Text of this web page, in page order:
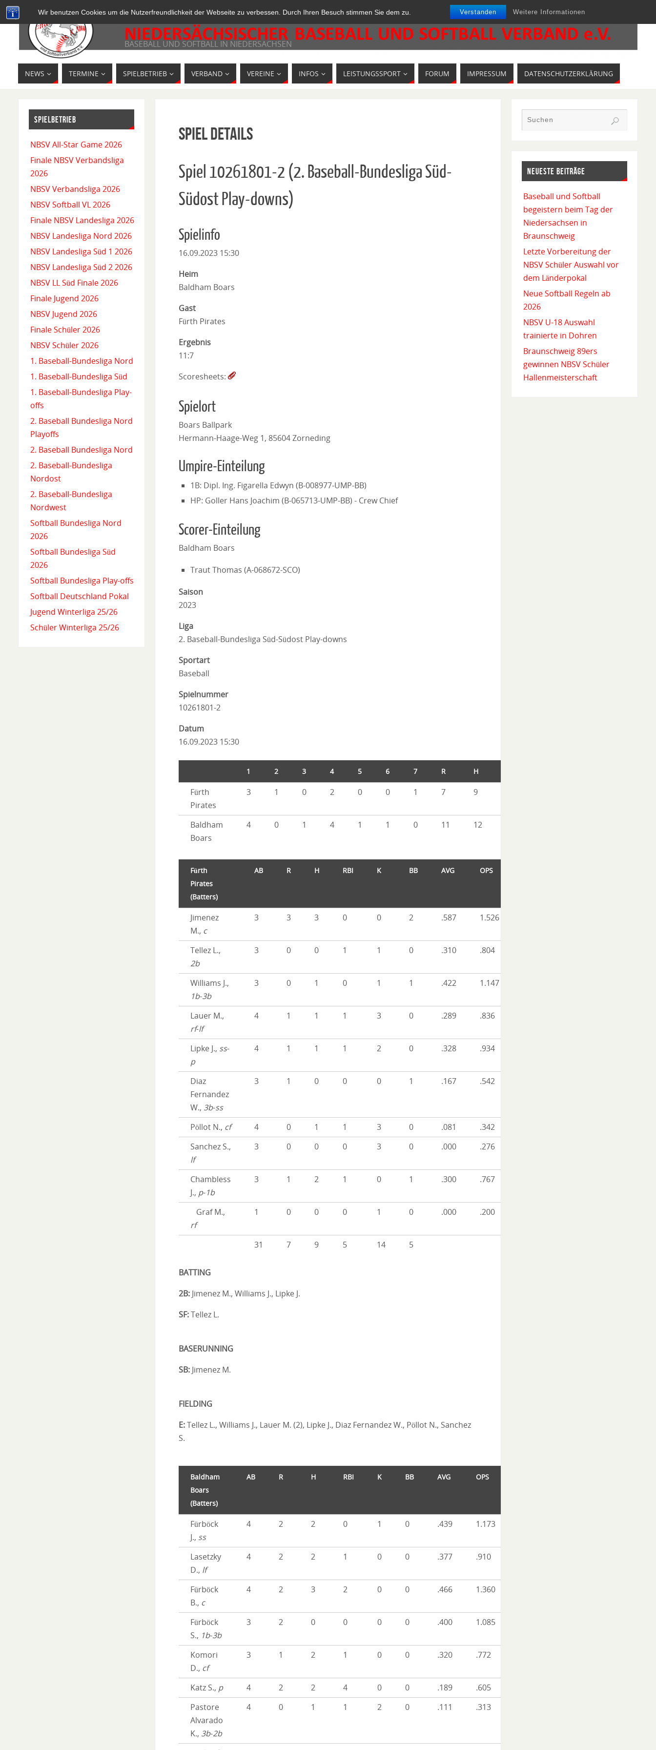
Wir benutzen Cookies um die Nutzerfreundlichkeit der Webseite zu verbessen. Durch Ihren Besuch stimmen Sie dem zu. Verstanden Weitere Informationen
BASEBALL UND SOFTBALL IN NIEDERSACHSEN
NEWS TERMINE SPIELBETRIEB VERBAND VEREINE INFOS LEISTUNGSSPORT FORUM IMPRESSUM DATENSCHUTZERKLÄRUNG
Spiel Details
Spiel 10261801-2 (2. Baseball-Bundesliga Süd-
Südost Play-downs)
Spielinfo
16.09.2023 15:30
Heim
Baldham Boars
Gast
Fürth Pirates
Ergebnis
11:7
Scoresheets:
Spielort
Boars Ballpark
Hermann-Haage-Weg 1, 85604 Zorneding
Umpire-Einteilung
1B: Dipl. Ing. Figarella Edwyn (B-008977-UMP-BB)
HP: Goller Hans Joachim (B-065713-UMP-BB) - Crew Chief
Scorer-Einteilung
Baldham Boars
Traut Thomas (A-068672-SCO)
Saison
2023
Liga
2. Baseball-Bundesliga Süd-Südost Play-downs
Sportart
Baseball
Spielnummer
10261801-2
Datum
16.09.2023 15:30
1 2 3 4 5 6 7 R H
Fürth
Pirates
3 1 0 2 0 0 1 7 9
Baldham
Boars
4 0 1 4 1 1 0 11 12
Fürth
Pirates
(Batters)
AB R H RBI K BB AVG OPS
Jimenez
M., c
3 3 3 0 0 2 .587 1.526
Tellez L.,
2b
3 0 0 1 1 0 .310 .804
Williams J.,
1b-3b
3 0 1 0 1 1 .422 1.147
Lauer M.,
rf-lf
4 1 1 1 3 0 .289 .836
Lipke J., ss-
p
4 1 1 1 2 0 .328 .934
Diaz
Fernandez
W., 3b-ss
3 1 0 0 0 1 .167 .542
Pöllot N., cf 4 0 1 1 3 0 .081
.342
Sanchez S.,
lf
3 0 0 0 3 0 .000 .276
Chambless
J., p-1b
3 1 2 1 0 1 .300 .767
Graf M.,
rf
1 0 0 0 1 0 .000 .200
31 7 9 5 14 5
BATTING
2B: Jimenez M., Williams J., Lipke J.
SF:Tellez L.
BASERUNNING
SB: Jimenez M.
FIELDING
E:Tellez L., Williams J., Lauer M. (2), Lipke J., Diaz Fernandez W., Pöllot N., Sanchez
S.
Baldham
Boars
(Batters)
AB R H RBI K BB AVG OPS
Fürböck
J., ss
4 2 2 0 1 0 .439 1.173
Lasetzky
D., lf
4 2 2 1 0 0 .377 .910
Fürböck
B., c
4 2 3 2 0 0 .466 1.360
Fürböck
S., 1b-3b
3 2 0 0 0 0 .400 1.085
Komori
D., cf
3 1 2 1 0 0 .320 .772
Katz S., p 4 2 2 4 0 0 .189
.605
Pastore
Alvarado
K., 3b-2b
4 0 1 1 2 0 .111 .313
SPIELBETRIEB
NBSV All-Star Game 2026
Finale NBSV Verbandsliga
2026
NBSV Verbandsliga 2026
NBSV Softball VL 2026
Finale NBSV Landesliga 2026
NBSV Landesliga Nord 2026
NBSV Landesliga Süd 1 2026
NBSV Landesliga Süd 2 2026
NBSV LL Süd Finale 2026
Finale Jugend 2026
NBSV Jugend 2026
Finale Schüler 2026
NBSV Schüler 2026
1. Baseball-Bundesliga Nord
1. Baseball-Bundesliga Süd
1. Baseball-Bundesliga Play-
offs
2. Baseball Bundesliga Nord
Playoffs
2. Baseball Bundesliga Nord
2. Baseball-Bundesliga
Nordost
2. Baseball-Bundesliga
Nordwest
Softball Bundesliga Nord
2026
Softball Bundesliga Süd
2026
Softball Bundesliga Play-offs
Softball Deutschland Pokal
Jugend Winterliga 25/26
Schüler Winterliga 25/26
NEUESTE BEITRÄGE
Baseball und Softball
begeistern beim Tag der
Niedersachsen in
Braunschweig
Letzte Vorbereitung der
NBSV Schüler Auswahl vor
dem Länderpokal
Neue Softball Regeln ab
2026
NBSV U-18 Auswahl
trainierte in Dohren
Braunschweig 89ers
gewinnen NBSV Schüler
Hallenmeisterschaft